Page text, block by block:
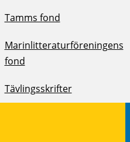
Tamms fond
Marinlitteraturföreningens
fond
Tävlingsskrifter